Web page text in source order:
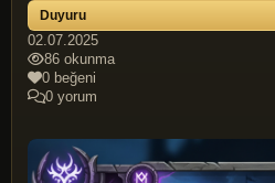
Duyuru
02.07.2025
86 okunma
0 beğeni
0 yorum